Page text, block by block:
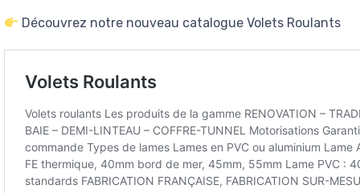
Découvrez notre nouveau catalogue Volets Roulants